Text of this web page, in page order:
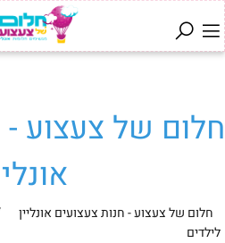
חלום של צעצוע -
חלום של צעצוע - חנות צעצועים אונליין
לילדים